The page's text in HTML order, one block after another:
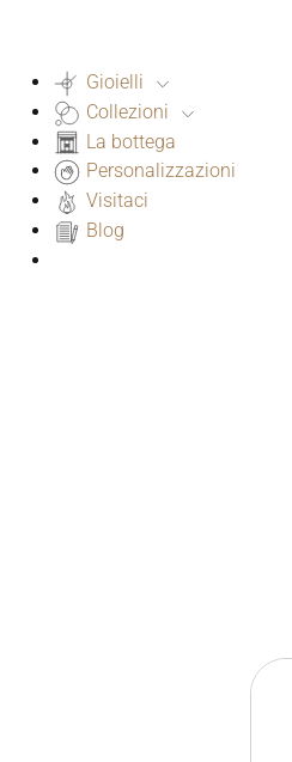
Gioielli
Collezioni
La bottega
Personalizzazioni
Visitaci
Blog